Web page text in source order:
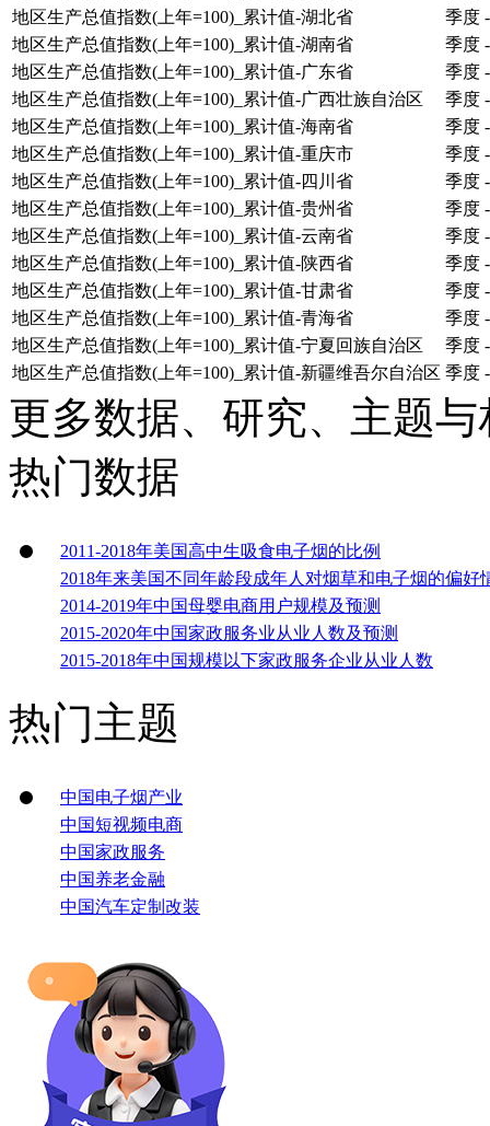
地区生产总值指数(上年=100)_累计值-湖北省
季度 -
地区生产总值指数(上年=100)_累计值-湖南省
季度 -
地区生产总值指数(上年=100)_累计值-广东省
季度 -
地区生产总值指数(上年=100)_累计值-广西壮族自治区
季度 -
地区生产总值指数(上年=100)_累计值-海南省
季度 -
地区生产总值指数(上年=100)_累计值-重庆市
季度 -
地区生产总值指数(上年=100)_累计值-四川省
季度 -
地区生产总值指数(上年=100)_累计值-贵州省
季度 -
地区生产总值指数(上年=100)_累计值-云南省
季度 -
地区生产总值指数(上年=100)_累计值-陕西省
季度 -
地区生产总值指数(上年=100)_累计值-甘肃省
季度 -
地区生产总值指数(上年=100)_累计值-青海省
季度 -
地区生产总值指数(上年=100)_累计值-宁夏回族自治区
季度 -
地区生产总值指数(上年=100)_累计值-新疆维吾尔自治区 季度 -
更多数据、研究、主题
热门数据
2011-2018年美国高中生吸食电子烟的比例
2018年来美国不同年龄段成年人对烟草和电子烟的偏好
2014-2019年中国母婴电商用户规模及预测
2015-2020年中国家政服务业从业人数及预测
2015-2018年中国规模以下家政服务企业从业人数
热门主题
中国电子烟产业
中国短视频电商
中国家政服务
中国养老金融
中国汽车定制改装